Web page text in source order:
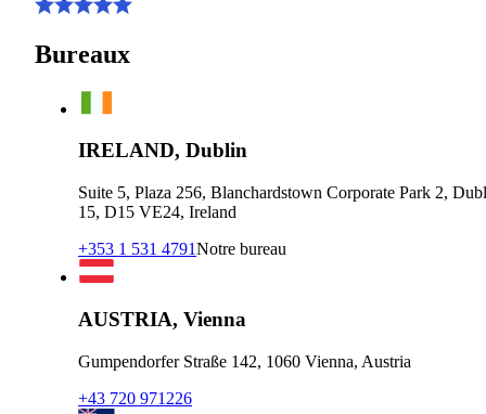
Bureaux
IRELAND, Dublin
Suite 5, Plaza 256, Blanchardstown Corporate Park 2,
15, D15 VE24, Ireland
+353 1 531 4791Notre bureau
AUSTRIA, Vienna
Gumpendorfer Straße 142, 1060 Vienna, Austria
+43 720 971226